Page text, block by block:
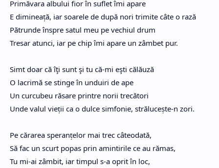
Primăvara albului fior în suflet îmi apare
E dimineață, iar soarele de după nori trimite câte o rază
Pătrunde înspre satul meu pe vechiul drum
Tresar atunci, iar pe chip îmi apare un zâmbet pur.
Simt doar că îţi sunt şi tu că-mi eşti călăuză
O lacrimă se stinge în unduiri de ape
Un curcubeu răsare printre norii trecători
Unde valul vieții ca o dulce simfonie, strălucește-n zori.
Pe cărarea speranțelor mai trec câteodată,
Să fac un scurt popas prin amintirile ce au rămas,
Tu mi-ai zâmbit, iar timpul s-a oprit în loc,